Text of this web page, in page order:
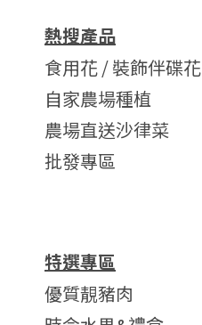
熱搜產品
食用花 / 裝飾伴碟花
自家農場種植
農場直送沙律菜
批發專區
特選專區
優質靚豬肉